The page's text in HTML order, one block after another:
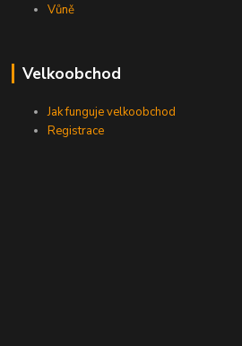
Vůně
Velkoobchod
Jak funguje velkoobchod
Registrace